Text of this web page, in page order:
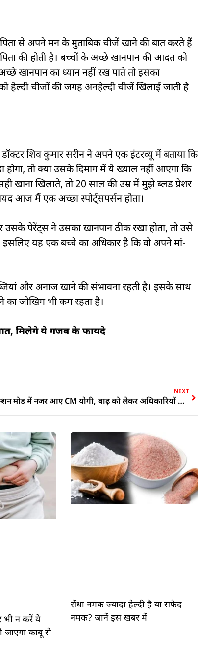
से अपने मन के मुताबिक चीजें खाने की बात करते हैं
की होती है। बच्चों के अच्छे खानपान की आदत को
खानपान का ध्यान नहीं रख पाते तो इसका
हेल्दी चीजों की जगह अनहेल्दी चीजें खिलाई जाती है
शिव कुमार सरीन ने अपने एक इंटरव्यू में बताया कि
तो क्या उसके दिमाग में ये ख्याल नहीं आएगा कि
खाना खिलाते, तो 20 साल की उम्र में मुझे ब्लड प्रेशर
आज मैं एक अच्छा स्पोर्ट्सपर्सन होता।
पेरेंट्स ने उसका खानपान ठीक रखा होता, तो उसे
इसलिए यह एक बच्चे का अधिकार है कि वो अपने मां-
और अनाज खाने की संभावना रहती है। इसके साथ
जोखिम भी कम रहता है।
मिलेगे ये गजब के फायदे
NEXT
एक्शन मोड में नजर आए CM योगी, बाढ़ को लेकर अधिकारियों के साथ की बैठक
भी न करें ये
जाएगा काबू से
सेंधा नमक ज्यादा हेल्दी है या सफेद
नमक? जानें इस खबर में